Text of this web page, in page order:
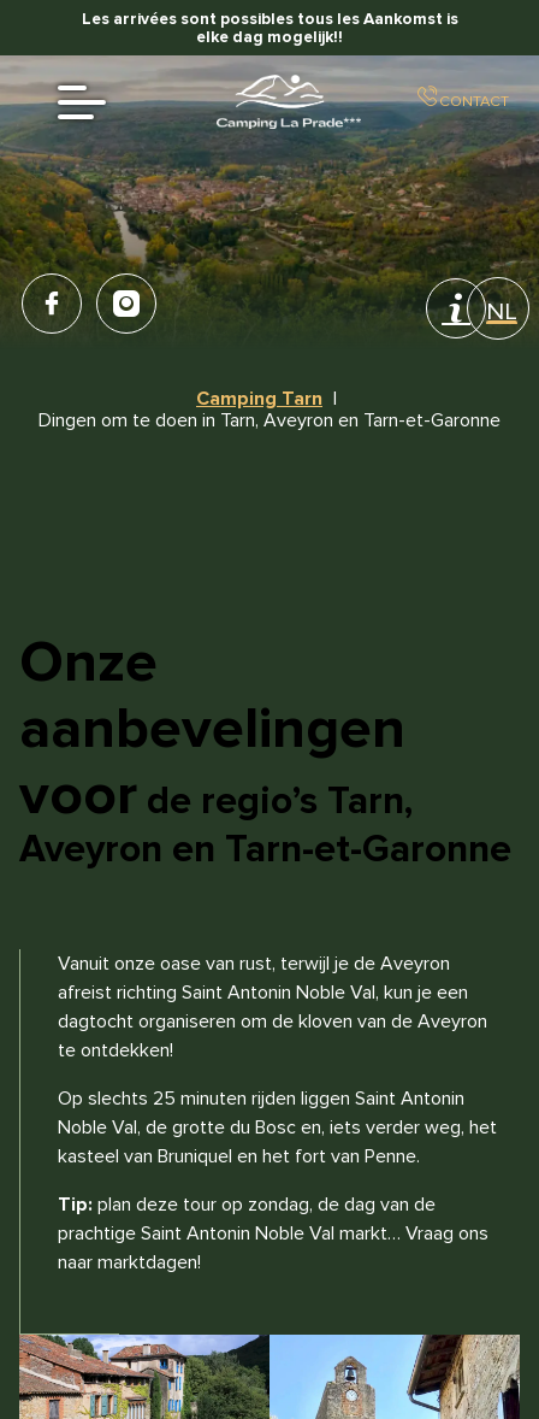
Les arrivées sont possibles tous les Aankomst is
elke dag mogelijk!!
CONTACT
NL
Camping Tarn
Dingen om te doen in Tarn, Aveyron en Tarn-et-Garonne
Onze
aanbevelingen
voor de regio’s Tarn,
Aveyron en Tarn-et-Garonne
Vanuit onze oase van rust, terwijl je de Aveyron
afreist richting Saint Antonin Noble Val, kun je een
dagtocht organiseren om de kloven van de Aveyron
te ontdekken!
Op slechts 25 minuten rijden liggen Saint Antonin
Noble Val, de grotte du Bosc en, iets verder weg, het
kasteel van Bruniquel en het fort van Penne.
Tip: plan deze tour op zondag, de dag van de
prachtige Saint Antonin Noble Val markt… Vraag ons
naar marktdagen!